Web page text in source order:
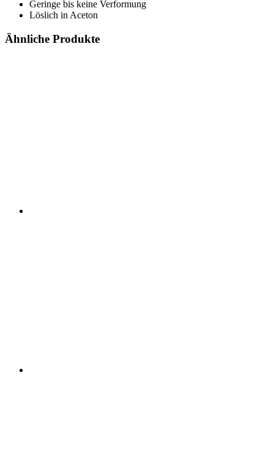
Geringe bis keine Verformung
Löslich in Aceton
Ähnliche Produkte